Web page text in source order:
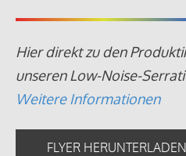
Hier direkt zu den
unseren Low-Noise-
Weitere Informationen
FLYER HERUNTERLADEN